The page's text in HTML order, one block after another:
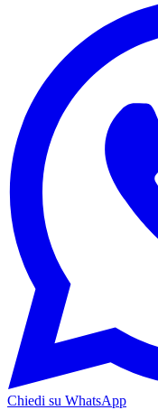
Chiedi su WhatsApp